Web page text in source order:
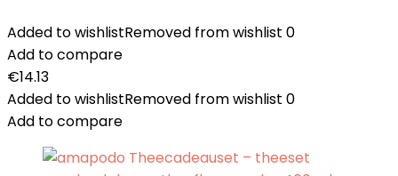
Added to wishlistRemoved from wishlist 0
Add to compare
€14.13
Added to wishlistRemoved from wishlist 0
Add to compare